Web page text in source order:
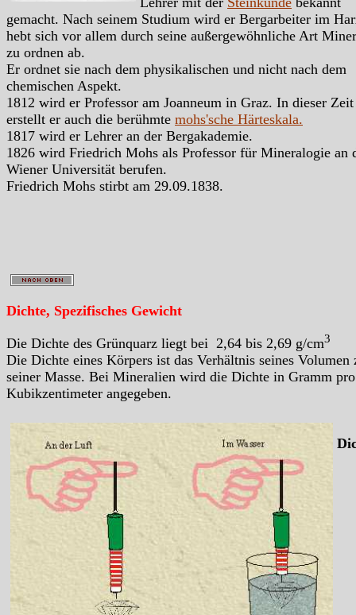
gemacht. Nach seinem Studium wird er Bergarbeiter im
hebt sich vor allem durch seine außergewöhnliche Art
zu ordnen ab.
Er ordnet sie nach dem physikalischen und nicht nach dem
chemischen Aspekt.
1812 wird er Professor am Joanneum in Graz. In dieser Zeit
erstellt er auch die berühmte mohs'sche Härteskala.
1817 wird er Lehrer an der Bergakademie.
1826 wird Friedrich Mohs als Professor für Mineralogie an
Wiener Universität berufen.
Friedrich Mohs stirbt am 29.09.1838.
Dichte, Spezifisches Gewicht
Die Dichte des Grünquarz liegt bei 2,64 bis 2,69 g/cm3
Die Dichte eines Körpers ist das Verhältnis seines Volumen
seiner Masse. Bei Mineralien wird die Dichte in Gramm pro
Kubikzentimeter angegeben.